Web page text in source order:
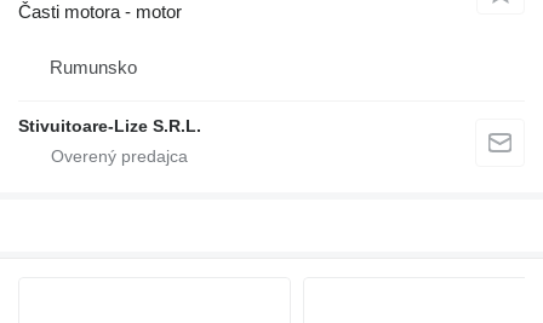
Časti motora - motor
Rumunsko
Stivuitoare-Lize S.R.L.